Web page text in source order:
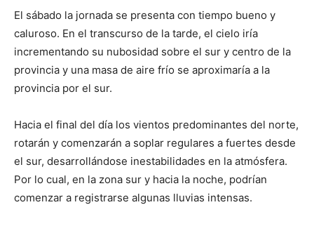
El sábado la jornada se presenta con tiempo bueno y
caluroso. En el transcurso de la tarde, el cielo iría
incrementando su nubosidad sobre el sur y centro de la
provincia y una masa de aire frío se aproximaría a la
provincia por el sur.
Hacia el final del día los vientos predominantes del norte,
rotarán y comenzarán a soplar regulares a fuertes desde
el sur, desarrollándose inestabilidades en la atmósfera.
Por lo cual, en la zona sur y hacia la noche, podrían
comenzar a registrarse algunas lluvias intensas.